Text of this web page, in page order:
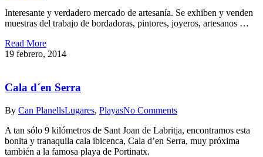
Interesante y verdadero mercado de artesanía. Se exhiben y venden
muestras del trabajo de bordadoras, pintores, joyeros, artesanos …
Read More
19 febrero, 2014
Cala d´en Serra
By Can PlanellsLugares, PlayasNo Comments
A tan sólo 9 kilómetros de Sant Joan de Labritja, encontramos esta
bonita y tranaquila cala ibicenca, Cala d’en Serra, muy próxima
también a la famosa playa de Portinatx.